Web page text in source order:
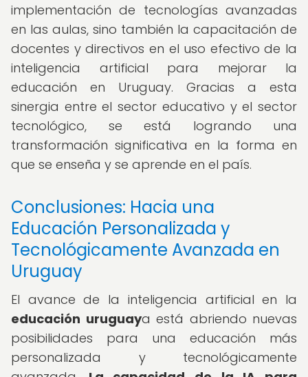
implementación de tecnologías avanzadas
en las aulas, sino también la capacitación de
docentes y directivos en el uso efectivo de la
inteligencia artificial para mejorar la
educación en Uruguay. Gracias a esta
sinergia entre el sector educativo y el sector
tecnológico, se está logrando una
transformación significativa en la forma en
que se enseña y se aprende en el país.
Conclusiones: Hacia una
Educación Personalizada y
Tecnológicamente Avanzada en
Uruguay
El avance de la inteligencia artificial en la
educación uruguaya está abriendo nuevas
posibilidades para una educación más
personalizada y tecnológicamente